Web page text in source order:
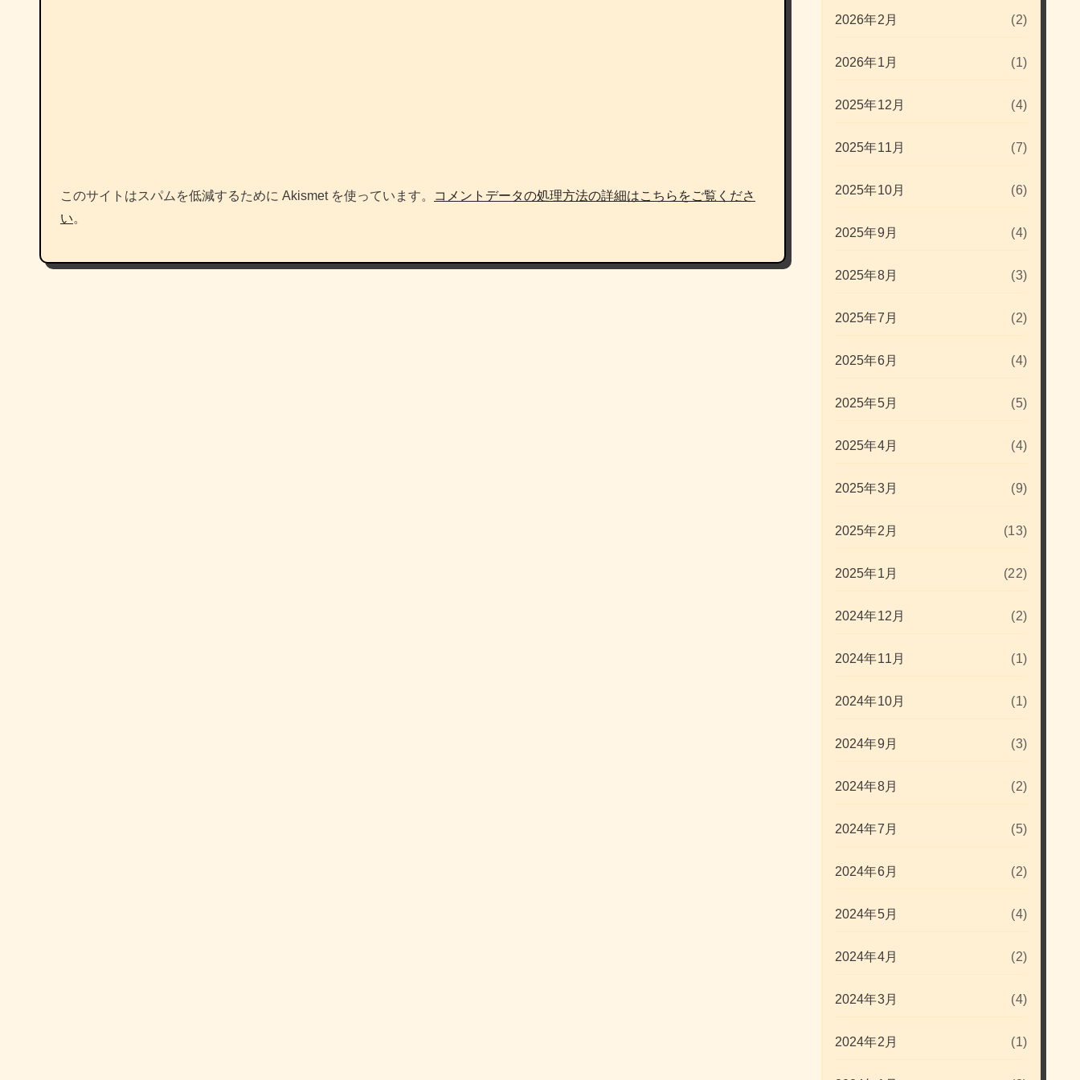
このサイトはスパムを低減するために Akismet を使っています。
コメントデータの処理方法の詳細はこちらをご覧くださ
い。
2026年2月 (2)
2026年1月 (1)
2025年12月 (4)
2025年11月 (7)
2025年10月 (6)
2025年9月 (4)
2025年8月 (3)
2025年7月 (2)
2025年6月 (4)
2025年5月 (5)
2025年4月 (4)
2025年3月 (9)
2025年2月 (13)
2025年1月 (22)
2024年12月 (2)
2024年11月 (1)
2024年10月 (1)
2024年9月 (3)
2024年8月 (2)
2024年7月 (5)
2024年6月 (2)
2024年5月 (4)
2024年4月 (2)
2024年3月 (4)
2024年2月 (1)